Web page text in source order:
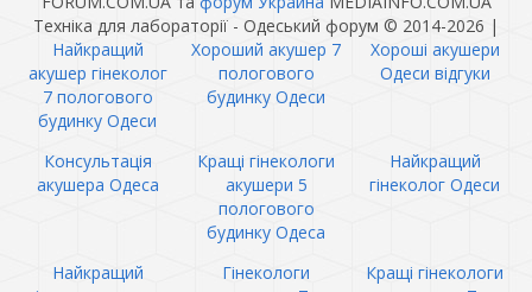
Техніка для лабораторії - Одеський форум © 2014-2026 |
Найкращий
акушер гінеколог
7 пологового
будинку Одеси
Хороший акушер 7
пологового
будинку Одеси
Хороші акушери
Одеси відгуки
Консультація
акушера Одеса
Кращі гінекологи
акушери 5
пологового
будинку Одеса
Найкращий
гінеколог Одеси
Найкращий
Гінекологи
Кращі гінекологи